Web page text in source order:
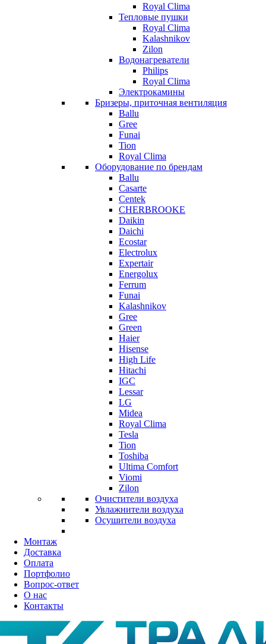
Royal Clima
Тепловые пушки
Royal Clima
Kalashnikov
Zilon
Водонагреватели
Philips
Royal Clima
Электрокамины
Бризеры, приточная вентиляция
Ballu
Gree
Funai
Tion
Royal Clima
Оборудование по брендам
Ballu
Casarte
Centek
CHERBROOKE
Daikin
Daichi
Ecostar
Electrolux
Expertair
Energolux
Ferrum
Funai
Kalashnikov
Gree
Grеen
Haier
Hisense
High Life
Hitachi
IGC
Lessar
LG
Midea
Royal Clima
Tesla
Tion
Toshiba
Ultima Comfort
Viomi
Zilon
Очистители воздуха
Увлажнители воздуха
Осушители воздуха
Монтаж
Доставка
Оплата
Портфолио
Вопрос-ответ
О нас
Контакты